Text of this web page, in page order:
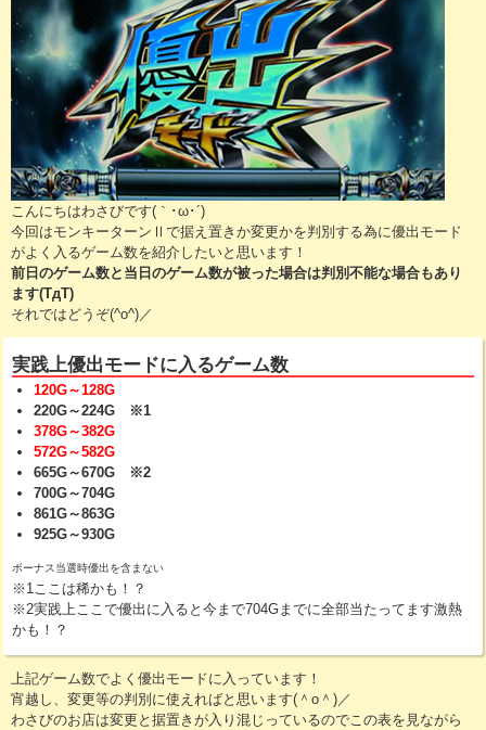
こんにちはわさびです(｀･ω･´)ゞ
今回はモンキーターンⅡで据え置きか変更かを判別する為に優出モード
がよく入るゲーム数を紹介したいと思います！
前日のゲーム数と当日のゲーム数が被った場合は判別不能な場合もあり
ます(TдT)
それではどうぞ(^o^)／
実践上優出モードに入るゲーム数
120G～128G
220G～224G ※1
378G～382G
572G～582G
665G～670G ※2
700G～704G
861G～863G
925G～930G
ボーナス当選時優出を含まない
※1ここは稀かも！？
※2実践上ここで優出に入ると今まで704Gまでに全部当たってます激熱
かも！？
上記ゲーム数でよく優出モードに入っています！
宵越し、変更等の判別に使えればと思います(＾o＾)／
わさびのお店は変更と据置きが入り混じっているのでこの表を見ながら